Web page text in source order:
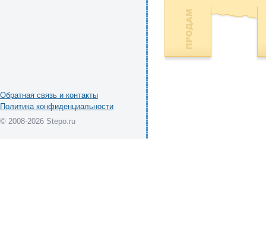
Обратная связь и контакты
Политика конфиденциальности
© 2008-2026 Stepo.ru